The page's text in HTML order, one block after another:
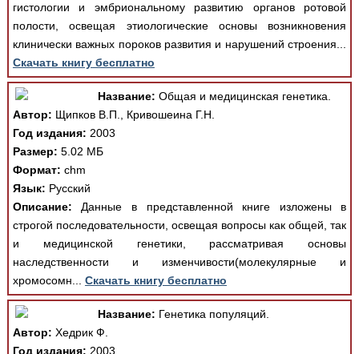
гистологии и эмбриональному развитию органов ротовой
полости, освещая этиологические основы возникновения
клинически важных пороков развития и нарушений строения...
Скачать книгу бесплатно
Название: Общая и медицинская генетика.
Автор: Щипков В.П., Кривошеина Г.Н.
Год издания: 2003
Размер: 5.02 МБ
Формат: chm
Язык: Русский
Описание: Данные в представленной книге изложены в
строгой последовательности, освещая вопросы как общей, так
и медицинской генетики, рассматривая основы
наследственности и изменчивости(молекулярные и
хромосомн... Скачать книгу бесплатно
Название: Генетика популяций.
Автор: Хедрик Ф.
Год издания: 2003